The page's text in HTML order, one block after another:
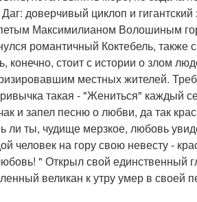
доверчивый циклоп и гигантский
Максимилианом Волошиным
романтичный Коктебель, также
конечно, стоит с истории о злом
местных жителей.
такая - "Жениться" каждый
и запел песню о любви, да так
ли ты, чудище мерзкое, любовь
человек на гору свою невесту -
" Открыл свой единственный
великан к утру умер в своей